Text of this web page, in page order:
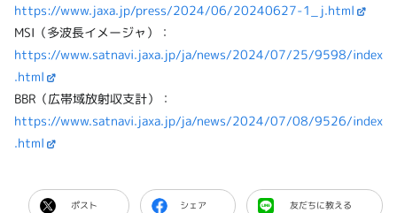
https://www.jaxa.jp/press/2024/06/20240627-1_j.html
MSI（多波長イメージャ）：
https://www.satnavi.jaxa.jp/ja/news/2024/07/25/9598/index
.html
BBR（広帯域放射収支計）：
https://www.satnavi.jaxa.jp/ja/news/2024/07/08/9526/index
.html
ポスト シェア 友だちに教える